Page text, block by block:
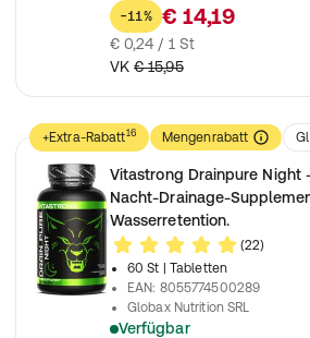
kann die Entwässerung
-11% € 14,19
€ 0,24 / 1 St
VK € 15,95
+Extra-Rabatt16 Mengenrabatt
Laktosefrei
Nahrungsergänzungsmittel
Vitastrong Drainpure Night
Nacht-Drainage-
Wasserretention.
(22)
60 St
| Tabletten
EAN: 8055774500289
Globax Nutrition SRL
Verfügbar